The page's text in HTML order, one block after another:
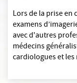
Lors de la prise en
examens
avec d'autres
médecins
cardiologues et